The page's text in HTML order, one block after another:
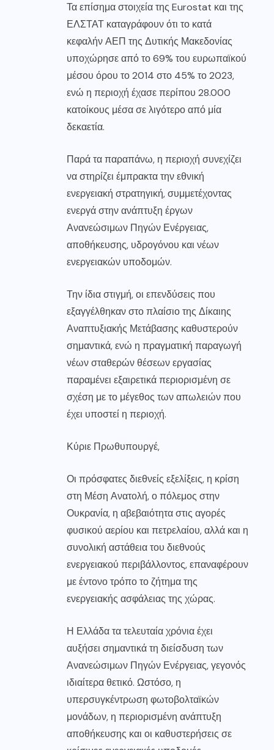
Τα επίσημα στοιχεία της Eurostat και της
ΕΛΣΤΑΤ καταγράφουν ότι το κατά
κεφαλήν ΑΕΠ της Δυτικής Μακεδονίας
υποχώρησε από το 69% του ευρωπαϊκού
μέσου όρου το 2014 στο 45% το 2023,
ενώ η περιοχή έχασε περίπου 28.000
κατοίκους μέσα σε λιγότερο από μία
δεκαετία.
Παρά τα παραπάνω, η περιοχή συνεχίζει
να στηρίζει έμπρακτα την εθνική
ενεργειακή στρατηγική, συμμετέχοντας
ενεργά στην ανάπτυξη έργων
Ανανεώσιμων Πηγών Ενέργειας,
αποθήκευσης, υδρογόνου και νέων
ενεργειακών υποδομών.
Την ίδια στιγμή, οι επενδύσεις που
εξαγγέλθηκαν στο πλαίσιο της Δίκαιης
Αναπτυξιακής Μετάβασης καθυστερούν
σημαντικά, ενώ η πραγματική παραγωγή
νέων σταθερών θέσεων εργασίας
παραμένει εξαιρετικά περιορισμένη σε
σχέση με το μέγεθος των απωλειών που
έχει υποστεί η περιοχή.
Κύριε Πρωθυπουργέ,
Οι πρόσφατες διεθνείς εξελίξεις, η κρίση
στη Μέση Ανατολή, ο πόλεμος στην
Ουκρανία, η αβεβαιότητα στις αγορές
φυσικού αερίου και πετρελαίου, αλλά και η
συνολική αστάθεια του διεθνούς
ενεργειακού περιβάλλοντος, επαναφέρουν
με έντονο τρόπο το ζήτημα της
ενεργειακής ασφάλειας της χώρας.
Η Ελλάδα τα τελευταία χρόνια έχει
αυξήσει σημαντικά τη διείσδυση των
Ανανεώσιμων Πηγών Ενέργειας, γεγονός
ιδιαίτερα θετικό. Ωστόσο, η
υπερσυγκέντρωση φωτοβολταϊκών
μονάδων, η περιορισμένη ανάπτυξη
αποθήκευσης και οι καθυστερήσεις σε